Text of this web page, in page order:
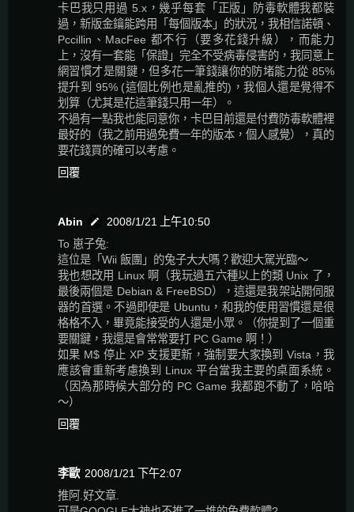
卡巴我只用過 5.x，幾乎每套「正版」防毒軟體我都裝
過，新版金鑰能跨用「每個版本」的狀況，我相信諾頓、
Pccillin、MacFee 都不行（要多花錢升級），而能力
上，沒有一套能「保證」完全不受病毒侵害的，我同意上
網習慣才是關鍵，但多花一筆錢讓你的防堵能力從 85%
提升到 95% (這個比例也是亂推的)，我個人還是覺得不
划算（尤其是花這筆錢只用一年）。
不過有一點我也能同意你，卡巴目前還是付費防毒軟體裡
最好的（我之前用過免費一年的版本，個人感覺），真的
要花錢買的確可以考慮。
回覆
Abin
2008/1/21 上午10:50
To 崽子兔:
這位是「Wii 飯團」的兔子大大嗎？歡迎大駕光臨～
我也想改用 Linux 啊（我玩過五六種以上的類 Unix 了，
最後兩個是 Debian & FreeBSD），這還是我架站開伺服
器的首選。不過即使是 Ubuntu，和我的使用習慣還是很
格格不入，畢竟能接受的人還是小眾。（你提到了一個重
要關鍵，我還是會常常要打 PC Game 啊！）
如果 M$ 停止 XP 支援更新，強制要大家換到 Vista，我
應該會重新考慮換到 Linux 平台當我主要的桌面系統。
（因為那時候大部分的 PC Game 我都跑不動了，哈哈
～）
回覆
李歐 2008/1/21 下午2:07
推阿.好文章.